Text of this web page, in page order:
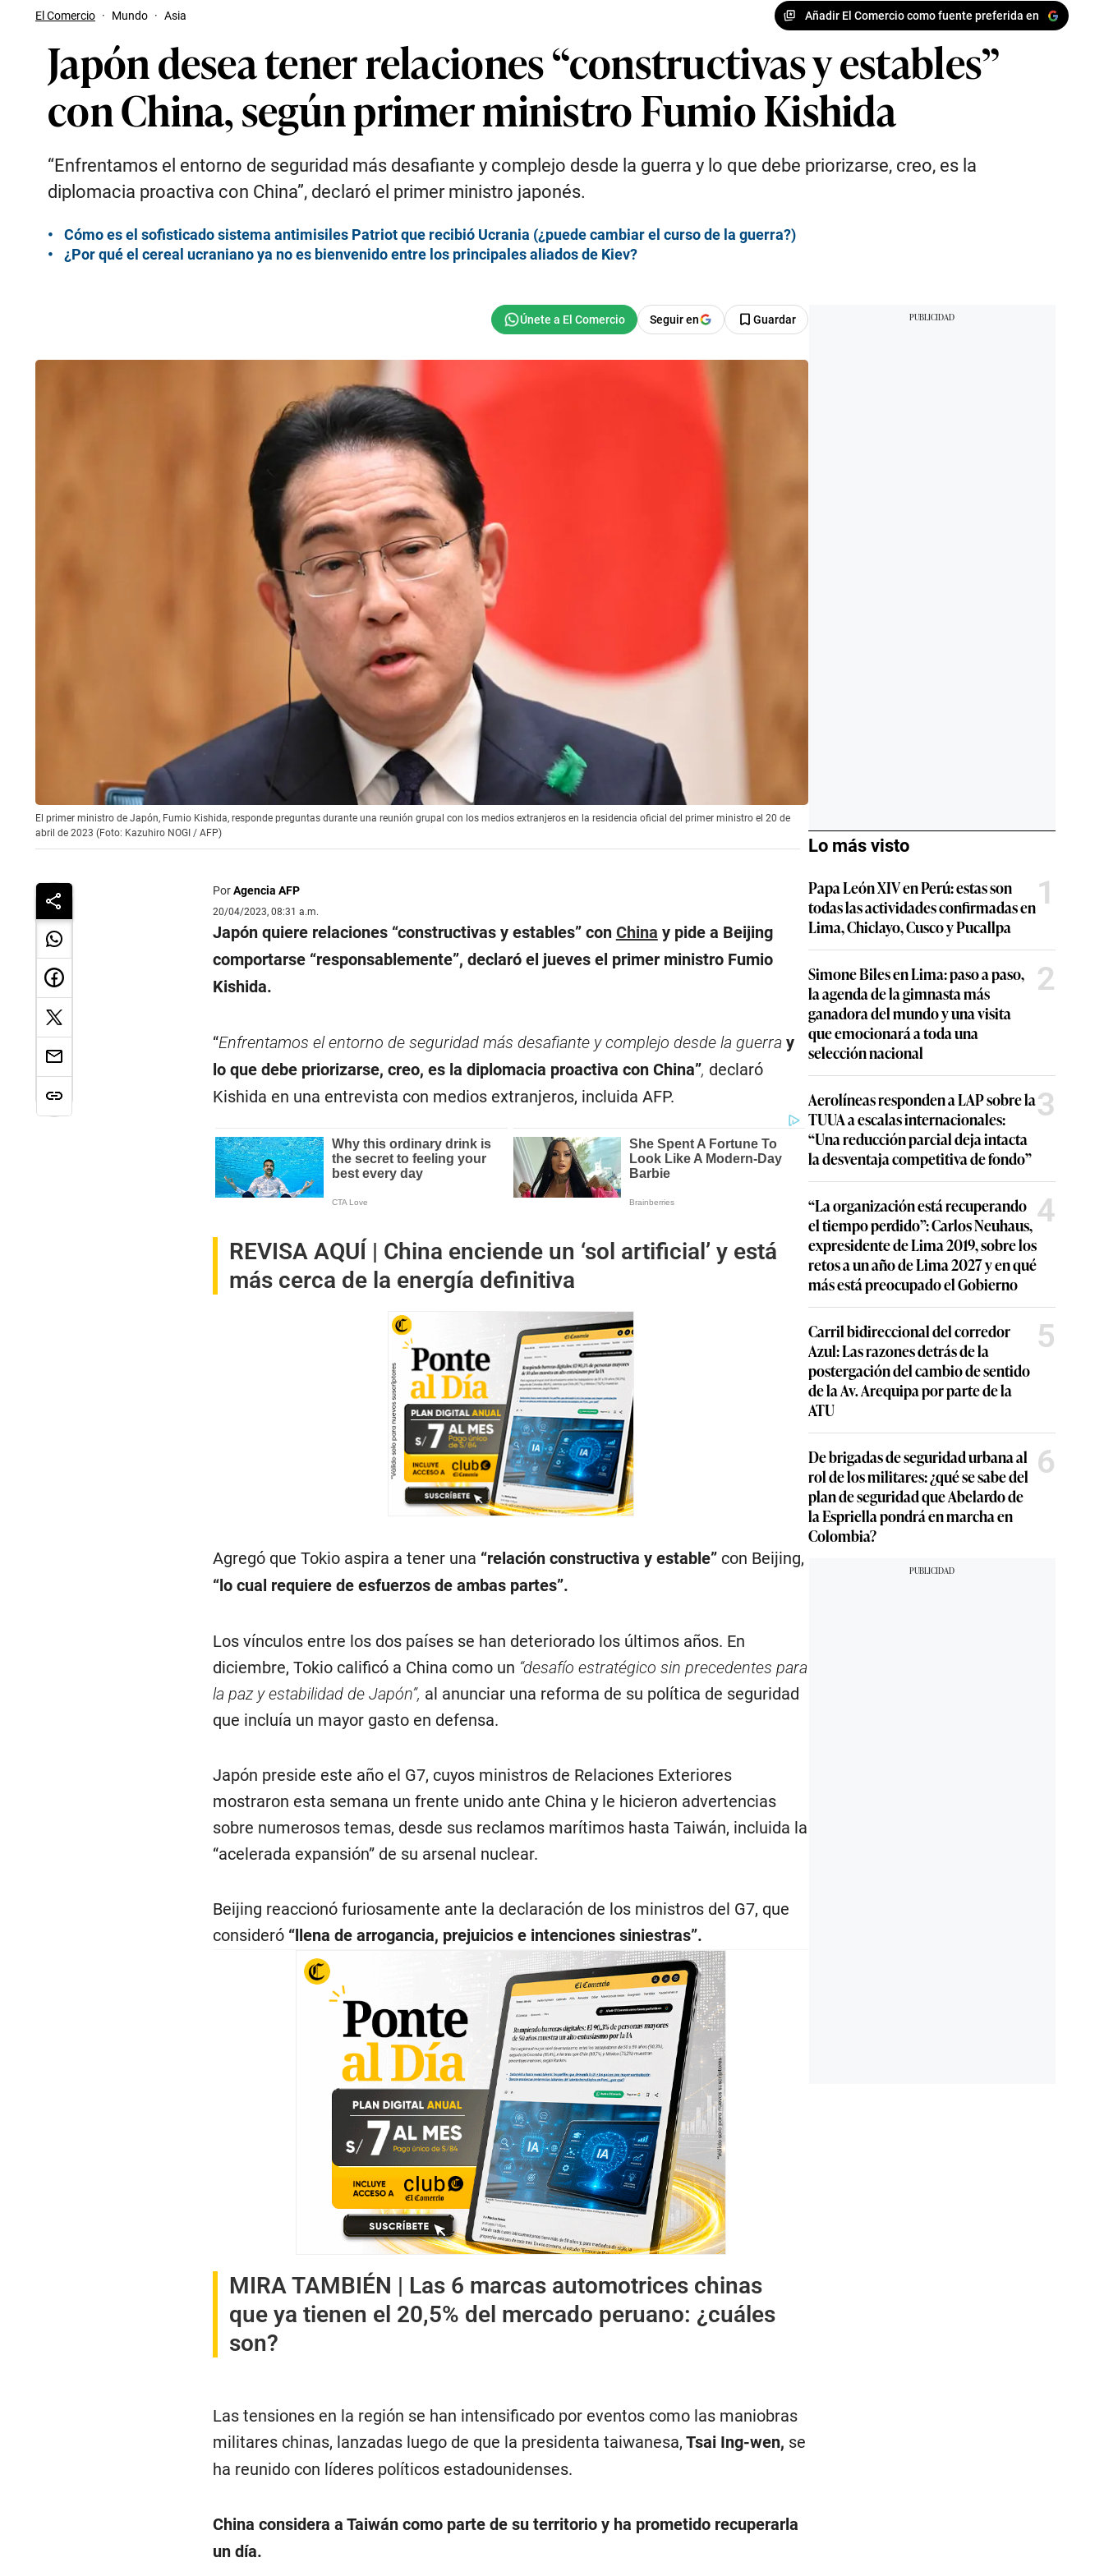
El Comercio · Mundo · Asia Añadir El Comercio como fuente preferida en
Japón desea tener relaciones “constructivas y estables”
con China, según primer ministro Fumio Kishida
“Enfrentamos el entorno de seguridad más desafiante y complejo desde la guerra y lo que debe priorizarse, creo, es la
diplomacia proactiva con China”, declaró el primer ministro japonés.
Cómo es el sofisticado sistema antimisiles Patriot que recibió Ucrania (¿puede cambiar el curso de la guerra?)
¿Por qué el cereal ucraniano ya no es bienvenido entre los principales aliados de Kiev?
Seguir en Guardar
El primer ministro de Japón, Fumio Kishida, responde preguntas durante una reunión grupal con los medios extranjeros en la residencia oficial del primer ministro el 20 de
abril de 2023 (Foto: Kazuhiro NOGI / AFP)
PorAgencia AFP
20/04/2023, 08:31 a.m.
Japón quiere relaciones “constructivas y estables” con China y pide a Beijing
comportarse “responsablemente”, declaró el jueves el primer ministro Fumio
Kishida.
“Enfrentamos el entorno de seguridad más desafiante y complejo desde la guerra y
lo que debe priorizarse, creo, es la diplomacia proactiva con China”, declaró
Kishida en una entrevista con medios extranjeros, incluida AFP.
REVISA AQUÍ | China enciende un ‘sol artificial’ y está
más cerca de la energía definitiva
Agregó que Tokio aspira a tener una “relación constructiva y estable” con Beijing,
“lo cual requiere de esfuerzos de ambas partes”.
Los vínculos entre los dos países se han deteriorado los últimos años. En
diciembre, Tokio calificó a China como un “desafío estratégico sin precedentes para
la paz y estabilidad de Japón”, al anunciar una reforma de su política de seguridad
que incluía un mayor gasto en defensa.
Japón preside este año el G7, cuyos ministros de Relaciones Exteriores
mostraron esta semana un frente unido ante China y le hicieron advertencias
sobre numerosos temas, desde sus reclamos marítimos hasta Taiwán, incluida la
“acelerada expansión” de su arsenal nuclear.
Beijing reaccionó furiosamente ante la declaración de los ministros del G7, que
consideró “llena de arrogancia, prejuicios e intenciones siniestras”.
MIRA TAMBIÉN | Las 6 marcas automotrices chinas
que ya tienen el 20,5% del mercado peruano: ¿cuáles
son?
Las tensiones en la región se han intensificado por eventos como las maniobras
militares chinas, lanzadas luego de que la presidenta taiwanesa, Tsai Ing-wen, se
ha reunido con líderes políticos estadounidenses.
China considera a Taiwán como parte de su territorio y ha prometido recuperarla
un día.
Lo más visto
Papa León XIV en Perú: estas son
todas las actividades confirmadas en
Lima, Chiclayo, Cusco y Pucallpa
1
Simone Biles en Lima: paso a paso,
la agenda de la gimnasta más
ganadora del mundo y una visita
que emocionará a toda una
selección nacional
2
Aerolíneas responden a LAP sobre la
TUUA a escalas internacionales:
“Una reducción parcial deja intacta
la desventaja competitiva de fondo”
3
“La organización está recuperando
el tiempo perdido”: Carlos Neuhaus,
expresidente de Lima 2019, sobre los
retos a un año de Lima 2027 y en qué
más está preocupado el Gobierno
4
Carril bidireccional del corredor
Azul: Las razones detrás de la
postergación del cambio de sentido
de la Av. Arequipa por parte de la
ATU
5
De brigadas de seguridad urbana al
rol de los militares: ¿qué se sabe del
plan de seguridad que Abelardo de
la Espriella pondrá en marcha en
Colombia?
6